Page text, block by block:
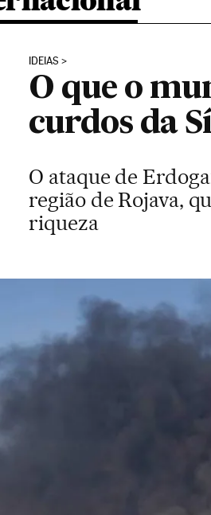
IDEIAS
O que o
curdos da
O ataque de
região de Rojava,
riqueza